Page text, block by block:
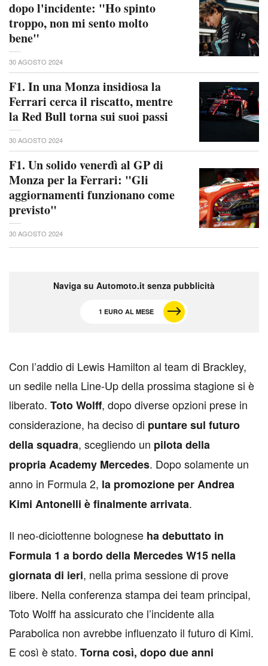
dopo l'incidente: "Ho spinto
troppo, non mi sento molto
bene"
30 AGOSTO 2024
F1. In una Monza insidiosa la
Ferrari cerca il riscatto, mentre
la Red Bull torna sui suoi passi
30 AGOSTO 2024
F1. Un solido venerdì al GP di
Monza per la Ferrari: "Gli
aggiornamenti funzionano come
previsto"
30 AGOSTO 2024
Naviga su Automoto.it senza pubblicità
1 EURO AL MESE
Con l’addio di Lewis Hamilton al team di Brackley,
un sedile nella Line-Up della prossima stagione si è
liberato. Toto Wolff, dopo diverse opzioni prese in
considerazione, ha deciso di puntare sul futuro
della squadra, scegliendo un pilota della
propria Academy Mercedes. Dopo solamente un
anno in Formula 2, la promozione per Andrea
Kimi Antonelli è finalmente arrivata.
Il neo-diciottenne bolognese ha debuttato in
Formula 1 a bordo della Mercedes W15 nella
giornata di ieri, nella prima sessione di prove
libere. Nella conferenza stampa dei team principal,
Toto Wolff ha assicurato che l’incidente alla
Parabolica non avrebbe influenzato il futuro di Kimi.
E così è stato. Torna così, dopo due anni